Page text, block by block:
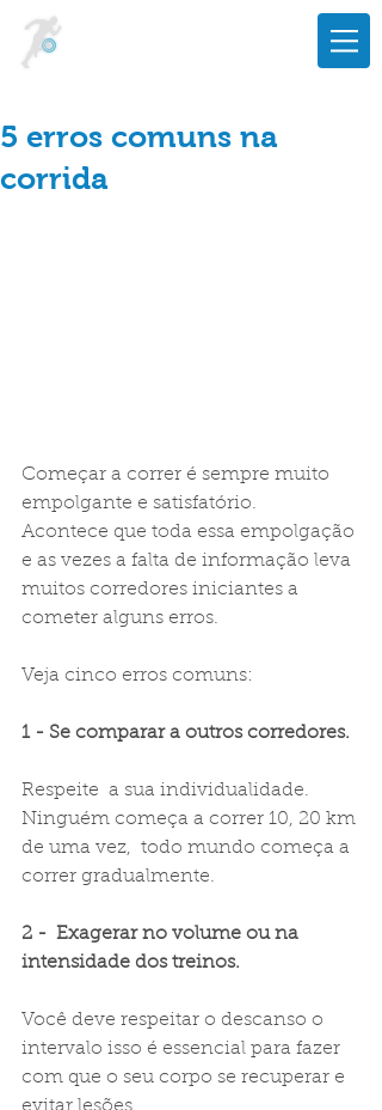
5 erros comuns na
corrida
Começar a correr é sempre muito
empolgante e satisfatório.
Acontece que toda essa empolgação
e as vezes a falta de informação leva
muitos corredores iniciantes a
cometer alguns erros.
Veja cinco erros comuns:
1 - Se comparar a outros corredores.
Respeite  a sua individualidade.
Ninguém começa a correr 10, 20 km
de uma vez,  todo mundo começa a
correr gradualmente.
2 -  Exagerar no volume ou na
intensidade dos treinos.
Você deve respeitar o descanso o
intervalo isso é essencial para fazer
com que o seu corpo se recuperar e
evitar lesões.